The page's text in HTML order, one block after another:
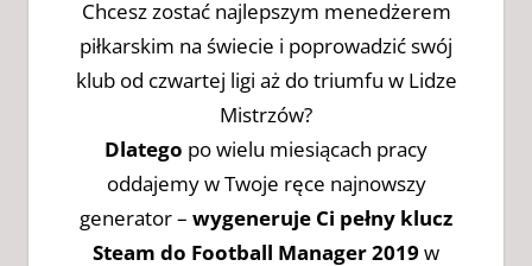
Chcesz zostać najlepszym menedżerem
piłkarskim na świecie i poprowadzić swój
klub od czwartej ligi aż do triumfu w Lidze
Mistrzów?
Dlatego po wielu miesiącach pracy
oddajemy w Twoje ręce najnowszy
generator – wygeneruje Ci pełny klucz
Steam do Football Manager 2019 w